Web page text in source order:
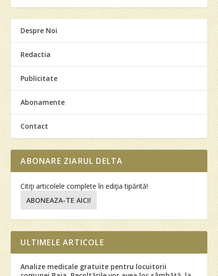
Despre Noi
Redactia
Publicitate
Abonamente
Contact
ABONARE ZIARUL DELTA
Citiţi articolele complete în ediţia tipărită!
ABONEAZA-TE AICI!
ULTIMELE ARTICOLE
Analize medicale gratuite pentru locuitorii